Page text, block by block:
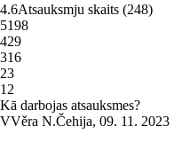
4.6Atsauksmju skaits (248)
5198
429
316
23
1 2
Kā darbojas atsauksmes?
VVěra N.Čehija, 09. 11. 2023